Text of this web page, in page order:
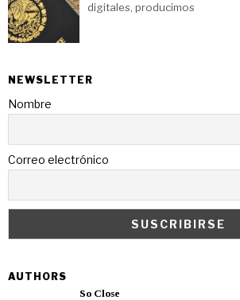
digitales, producimos
NEWSLETTER
Nombre
Correo electrónico
AUTHORS
So Close